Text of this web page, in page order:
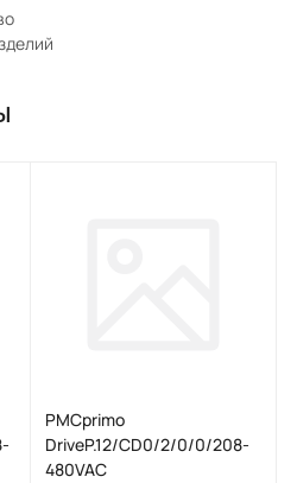
PMCprimo
DriveP.12/CD0/2/0/0/208-
480VAC